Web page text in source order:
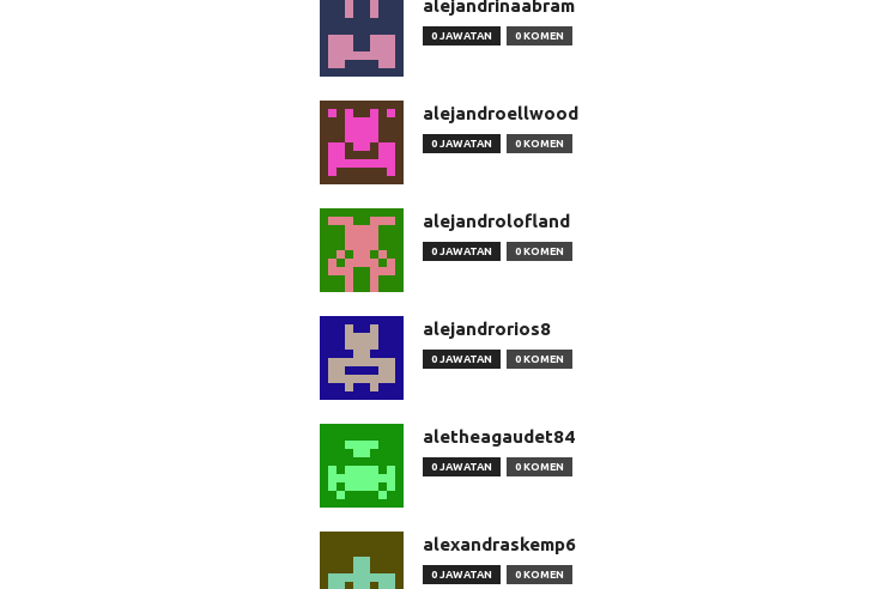
alejandrinaabram
0 JAWATAN 0 KOMEN
alejandroellwood
0 JAWATAN 0 KOMEN
alejandrolofland
0 JAWATAN 0 KOMEN
alejandrorios8
0 JAWATAN 0 KOMEN
aletheagaudet84
0 JAWATAN 0 KOMEN
alexandraskemp6
0 JAWATAN 0 KOMEN